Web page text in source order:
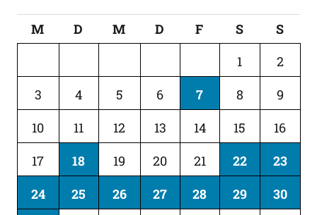
M D M D F S
S
1
2
3
4 5 6 7 8
9
10
11 12 13 14 15
16
17
18 19 20 21 22
23
24
25 26 27 28 29
30